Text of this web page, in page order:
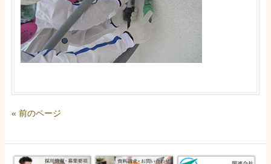
« 前のページ